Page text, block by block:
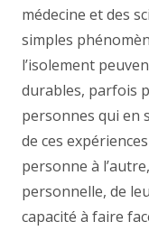
médecine et des
simples
l’isolement
durables, parfois
personnes qui en
de ces
personne à
personnelle, de
capacité à faire